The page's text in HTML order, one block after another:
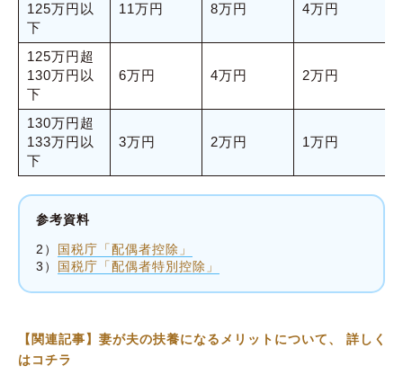
125万円以
下
11万円 8万円 4万円
125万円超
130万円以
下
6万円 4万円 2万円
130万円超
133万円以
下
3万円 2万円 1万円
参考資料
2）
国税庁「配偶者控除」
3）
国税庁「配偶者特別控除」
【関連記事】妻が夫の扶養になるメリットについて、 詳しく
はコチラ